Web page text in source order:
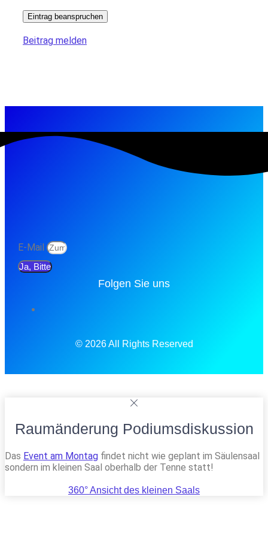
Eintrag beanspruchen
Beitrag melden
E-Mail
Ja, Bitte
Folgen Sie uns
© 2026 All Rights Reserved
Raumänderung Podiumsdiskussion
Das Event am Montag findet nicht wie geplant im Säulensaal
sondern im kleinen Saal oberhalb der Tenne statt!
360° Ansicht des kleinen Saals